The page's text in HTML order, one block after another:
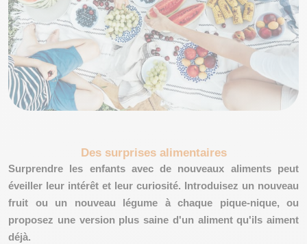
Des surprises alimentaires
Surprendre les enfants avec de nouveaux aliments peut
éveiller leur intérêt et leur curiosité. Introduisez un nouveau
fruit ou un nouveau légume à chaque pique-nique, ou
proposez une version plus saine d'un aliment qu'ils aiment
déjà.